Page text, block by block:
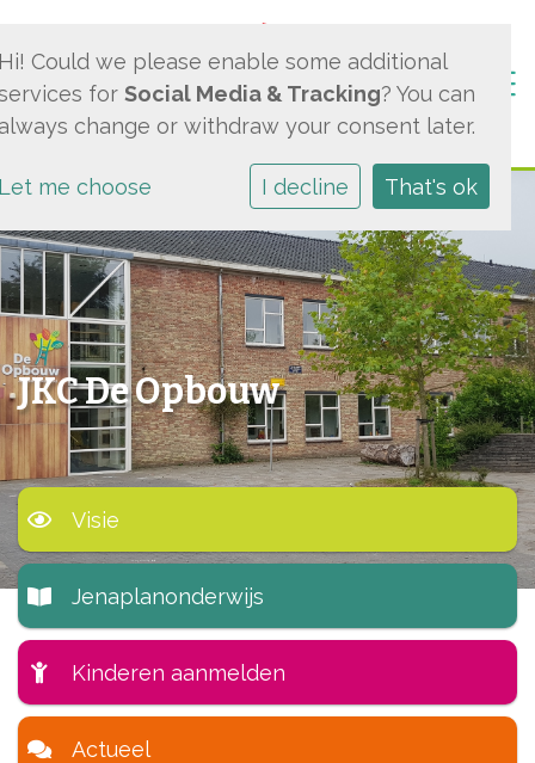
JKC De Opbouw
Visie
Jenaplanonderwijs
Kinderen aanmelden
Actueel
Could we please enable some additional
for Social Media & Tracking? You can
change or withdraw your consent later.
me choose I decline That's ok